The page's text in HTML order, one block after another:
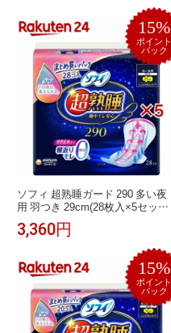
15%
ポイント
バック
ソフィ 超熟睡ガード 290 多い夜
用 羽つき 29cm(28枚入×5セット)
【ソフィ超熟睡ガード】
3,360円
15%
ポイント
バック